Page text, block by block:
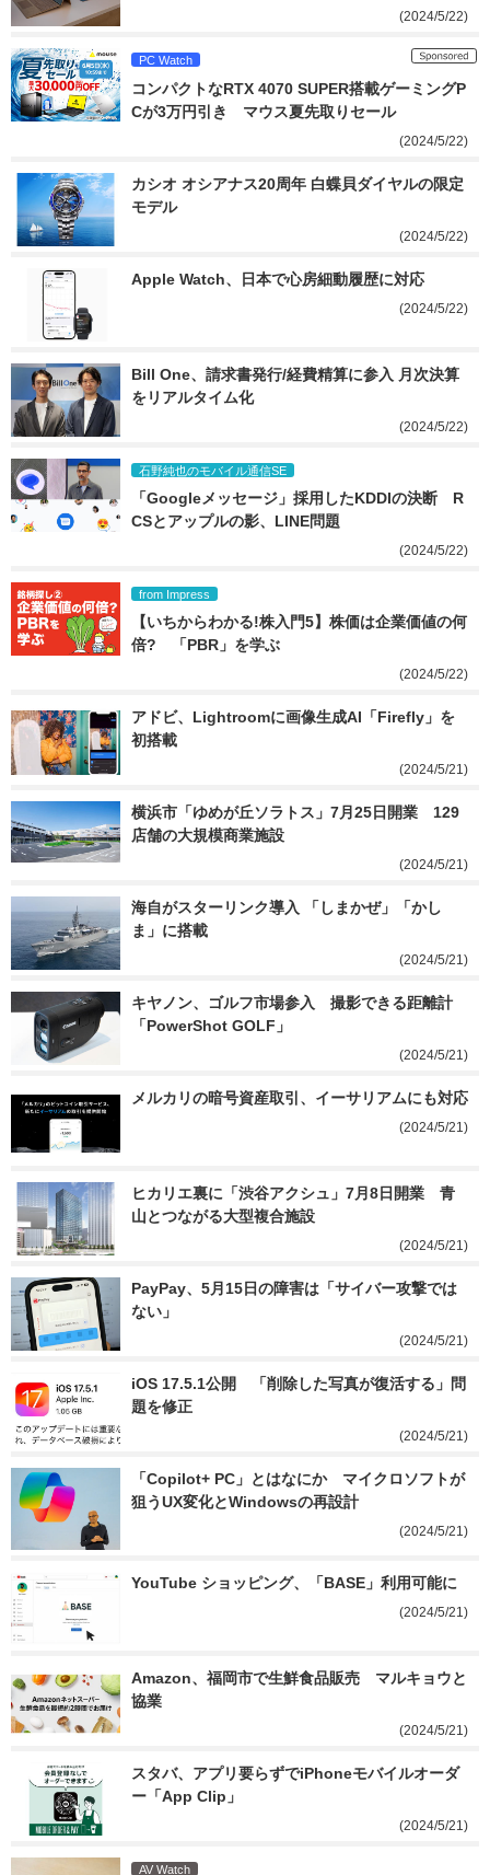
(2024/5/22)
PC Watch
コンパクトなRTX 4070 SUPER搭載ゲーミングP
Cが3万円引き　マウス夏先取りセール
(2024/5/22)
カシオ オシアナス20周年 白蝶貝ダイヤルの限定
モデル
(2024/5/22)
Apple Watch、日本で心房細動履歴に対応
(2024/5/22)
Bill One、請求書発行/経費精算に参入 月次決算
をリアルタイム化
(2024/5/22)
石野純也のモバイル通信SE
「Googleメッセージ」採用したKDDIの決断　R
CSとアップルの影、LINE問題
(2024/5/22)
from Impress
【いちからわかる!株入門5】株価は企業価値の何
倍?　「PBR」を学ぶ
(2024/5/22)
アドビ、Lightroomに画像生成AI「Firefly」を
初搭載
(2024/5/21)
横浜市「ゆめが丘ソラトス」7月25日開業　129
店舗の大規模商業施設
(2024/5/21)
海自がスターリンク導入 「しまかぜ」「かし
ま」に搭載
(2024/5/21)
キヤノン、ゴルフ市場参入　撮影できる距離計
「PowerShot GOLF」
(2024/5/21)
メルカリの暗号資産取引、イーサリアムにも対応
(2024/5/21)
ヒカリエ裏に「渋谷アクシュ」7月8日開業　青
山とつながる大型複合施設
(2024/5/21)
PayPay、5月15日の障害は「サイバー攻撃では
ない」
(2024/5/21)
iOS 17.5.1公開　「削除した写真が復活する」問
題を修正
(2024/5/21)
「Copilot+ PC」とはなにか　マイクロソフトが
狙うUX変化とWindowsの再設計
(2024/5/21)
YouTube ショッピング、「BASE」利用可能に
(2024/5/21)
Amazon、福岡市で生鮮食品販売　マルキョウと
協業
(2024/5/21)
スタバ、アプリ要らずでiPhoneモバイルオーダ
ー「App Clip」
(2024/5/21)
AV Watch